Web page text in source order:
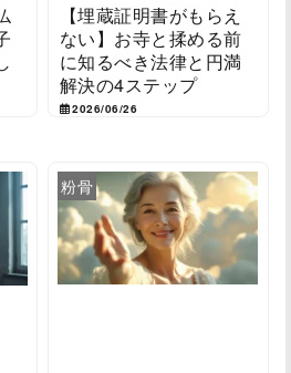
【埋蔵証明書がもらえ
ない】お寺と揉める前
に知るべき法律と円満
解決の4ステップ
2026/06/26
粉骨